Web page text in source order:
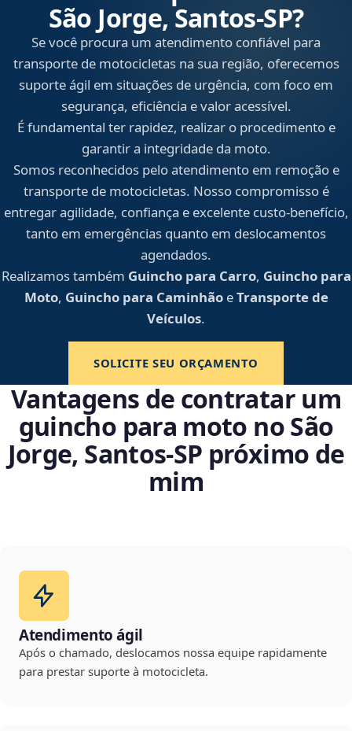
São Jorge, Santos‑SP?
Se você procura um atendimento confiável para
transporte de motocicletas na sua região, oferecemos
suporte ágil em situações de urgência, com foco em
segurança, eficiência e valor acessível.
É fundamental ter rapidez, realizar o procedimento e
garantir a integridade da moto.
Somos reconhecidos pelo atendimento em remoção e
transporte de motocicletas. Nosso compromisso é
entregar agilidade, confiança e excelente custo-benefício,
tanto em emergências quanto em deslocamentos
agendados.
Realizamos também Guincho para Carro, Guincho para
Moto, Guincho para CaminhãoeTransporte de
Veículos.
SOLICITE SEU ORÇAMENTO
Vantagens de contratar um
guincho para moto no São
Jorge, Santos‑SP próximo de
mim
Atendimento ágil
Após o chamado, deslocamos nossa equipe rapidamente
para prestar suporte à motocicleta.